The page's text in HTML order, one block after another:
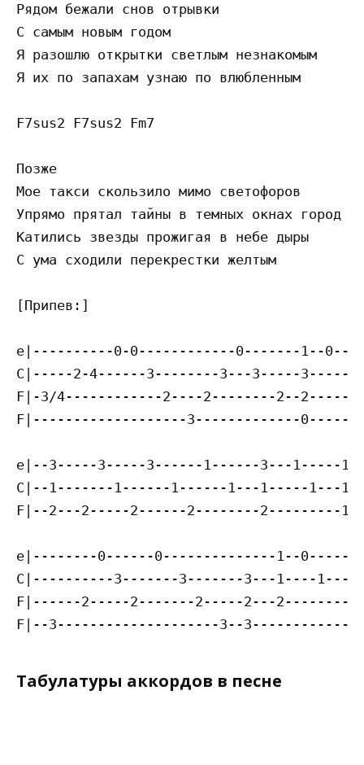
Рядом бежали снов отрывки
С самым новым годом
Я разошлю открытки светлым незнакомым
Я их по запахам узнаю по влюбленным
F7sus2 F7sus2 Fm7
Позже
Мое такси скользило мимо светофоров
Упрямо прятал тайны в темных окнах город
Катились звезды прожигая в небе дыры
С ума сходили перекрестки желтым
[Припев:]
e|----------0-0------------0-------1--
C|-----2-4------3--------3---3-----3-----
F|-3/4------------2----2--------2--
F|-------------------3-------------
e|--3-----3-----3------1------3---1-----
C|--1-------1------1------1---1-----1---
F|--2---2-----2------2--------2---------
e|--------0------0--------------1--
C|----------3-------3-------3---1----
F|------2-----2-------2-----2---
Табулатуры аккордов в песне